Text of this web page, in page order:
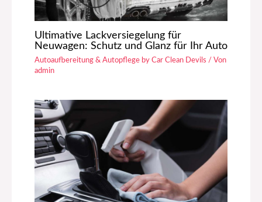
Ultimative Lackversiegelung für
Neuwagen: Schutz und Glanz für Ihr Auto
Autoaufbereitung & Autopflege by Car Clean Devils / Von
admin